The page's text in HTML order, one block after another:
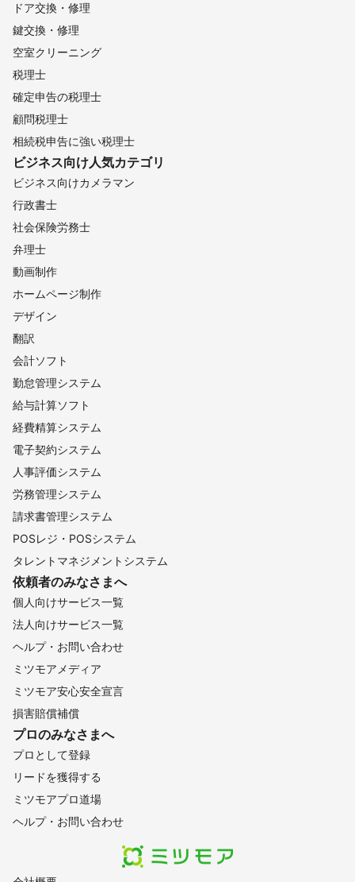
ドア交換・修理
鍵交換・修理
空室クリーニング
税理士
確定申告の税理士
顧問税理士
相続税申告に強い税理士
ビジネス向け人気カテゴリ
ビジネス向けカメラマン
行政書士
社会保険労務士
弁理士
動画制作
ホームページ制作
デザイン
翻訳
会計ソフト
勤怠管理システム
給与計算ソフト
経費精算システム
電子契約システム
人事評価システム
労務管理システム
請求書管理システム
POSレジ・POSシステム
タレントマネジメントシステム
依頼者のみなさまへ
個人向けサービス一覧
法人向けサービス一覧
ヘルプ・お問い合わせ
ミツモアメディア
ミツモア安心安全宣言
損害賠償補償
プロのみなさまへ
プロとして登録
リードを獲得する
ミツモアプロ道場
ヘルプ・お問い合わせ